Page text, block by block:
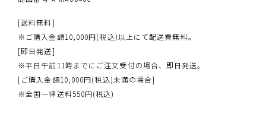
[送料無料]
※ご購入金額10,000円(税込)以上にて配送費無料。
[即日発送]
※平日午前11時までにご注文受付の場合、即日発送。
[ご購入金額10,000円(税込)未満の場合]
※全国一律送料550円(税込)